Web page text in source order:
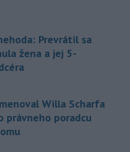
Prevrátil sa
žena a jej 5-
Willa Scharfa
právneho poradcu